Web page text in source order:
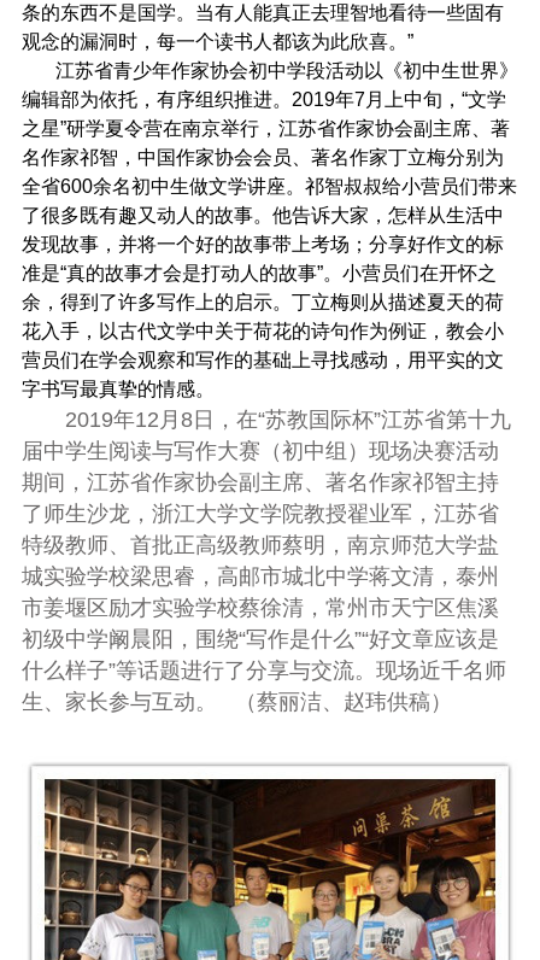
条的东西不是国学。当有人能真正去理智地看待一些固有
观念的漏洞时，每一个读书人都该为此欣喜。”
江苏省青少年作家协会初中学段活动以《初中生世界》
编辑部为依托，有序组织推进。2019年7月上中旬，“文学
之星”研学夏令营在南京举行，江苏省作家协会副主席、著
名作家祁智，中国作家协会会员、著名作家丁立梅分别为
全省600余名初中生做文学讲座。祁智叔叔给小营员们带来
了很多既有趣又动人的故事。他告诉大家，怎样从生活中
发现故事，并将一个好的故事带上考场；分享好作文的标
准是“真的故事才会是打动人的故事”。小营员们在开怀之
余，得到了许多写作上的启示。丁立梅则从描述夏天的荷
花入手，以古代文学中关于荷花的诗句作为例证，教会小
营员们在学会观察和写作的基础上寻找感动，用平实的文
字书写最真挚的情感。
2019年12月8日，在“苏教国际杯”江苏省第十九
届中学生阅读与写作大赛（初中组）现场决赛活动
期间，江苏省作家协会副主席、著名作家祁智主持
了师生沙龙，浙江大学文学院教授翟业军，江苏省
特级教师、首批正高级教师蔡明，南京师范大学盐
城实验学校梁思睿，高邮市城北中学蒋文清，泰州
市姜堰区励才实验学校蔡徐清，常州市天宁区焦溪
初级中学阚晨阳，围绕“写作是什么”“好文章应该是
什么样子”等话题进行了分享与交流。现场近千名师
生、家长参与互动。
（蔡丽洁、赵玮供稿）